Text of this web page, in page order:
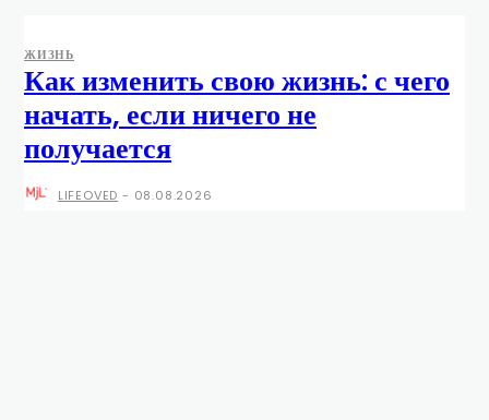
ЖИЗНЬ
Как изменить свою жизнь: с чего
начать, если ничего не
получается
LIFEOVED - 08.08.2026